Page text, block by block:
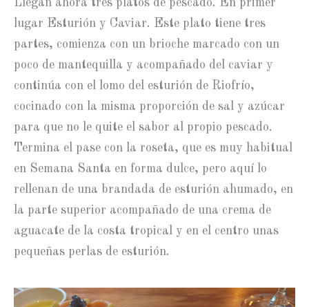
Llegan ahora tres platos de pescado. En primer
lugar Esturión y Caviar. Este plato tiene tres
partes, comienza con un brioche marcado con un
poco de mantequilla y acompañado del caviar y
continúa con el lomo del esturión de Riofrío,
cocinado con la misma proporción de sal y azúcar
para que no le quite el sabor al propio pescado.
Termina el pase con la roseta, que es muy habitual
en Semana Santa en forma dulce, pero aquí lo
rellenan de una brandada de esturión ahumado, en
la parte superior acompañado de una crema de
aguacate de la costa tropical y en el centro unas
pequeñas perlas de esturión.